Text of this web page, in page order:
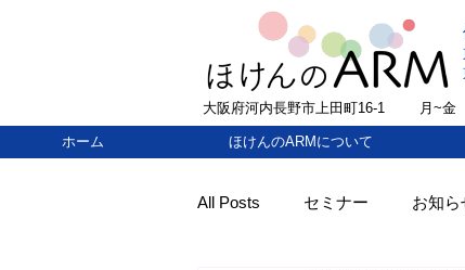
大阪府河内長野市上田町16-1 月~金
ホーム ほけんのARMについて
All Posts セミナー お知ら